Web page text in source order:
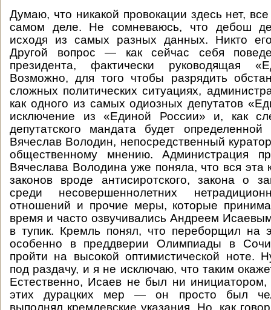
Думаю, что никакой провокации здесь нет,
самом деле. Не сомневаюсь, что дебош
исходя из самых разных данных. Никто
Другой вопрос — как сейчас себя
президента, фактически руководящая
Возможно, для того чтобы разрядить
сложных политических ситуациях,
как одного из самых одиозных депутатов
исключение из «Единой России» и, как
депутатского мандата будет
Вячеслав Володин, непосредственный
общественному мнению. Администрация
Вячеслава Володина уже поняла, что вся эта
законов вроде антисиротского, закона о
среди несовершеннолетних
отношений и прочие меры, которые
время и часто озвучивались Андреем
в тупик. Кремль понял, что переборщил на
особенно в преддверии Олимпиады в
пройти на высокой оптимистической ноте.
под раздачу, и я не исключаю, что таким
Естественно, Исаев не был ни инициатором,
этих дурацких мер — он просто был
выполнял кремлевские указания. Но, как